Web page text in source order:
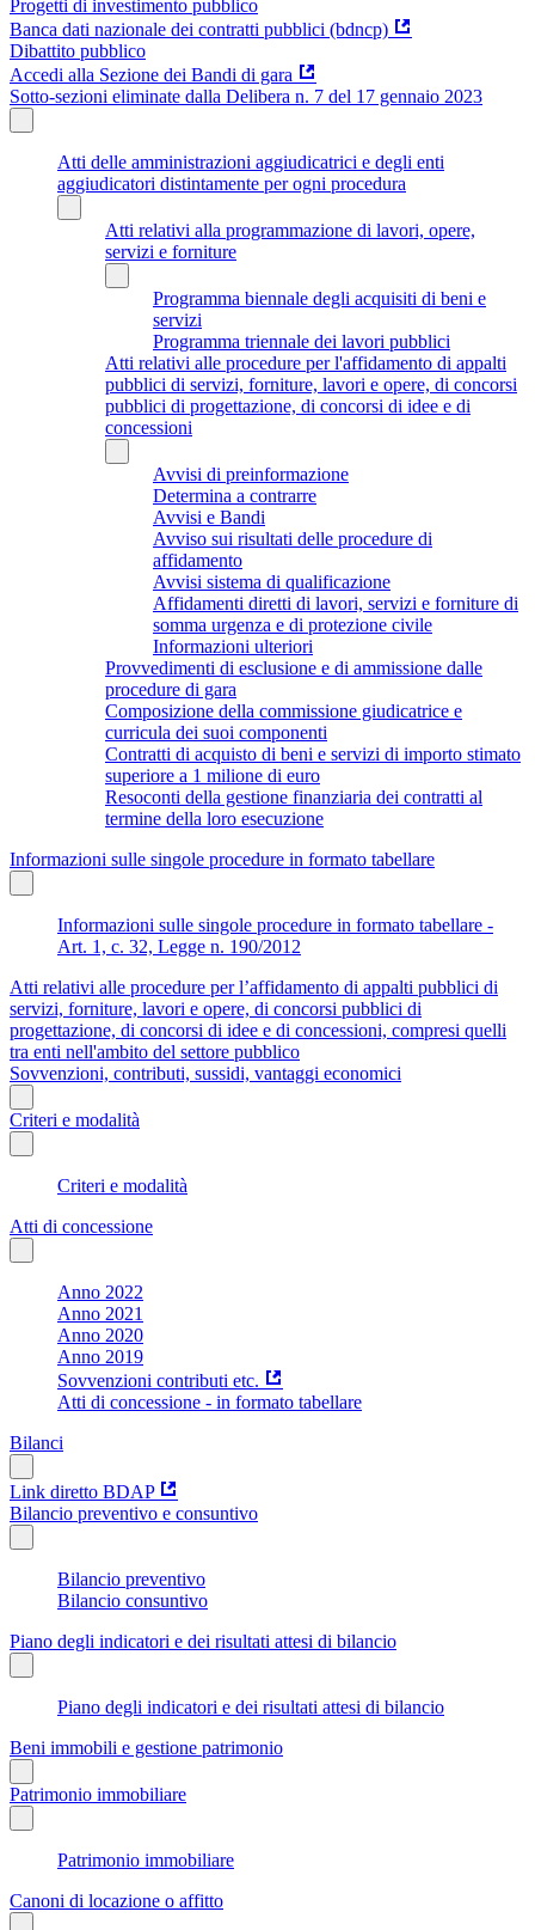
Progetti di investimento pubblico
Banca dati nazionale dei contratti pubblici (bdncp)
Dibattito pubblico
Accedi alla Sezione dei Bandi di gara
Sotto-sezioni eliminate dalla Delibera n. 7 del 17 gennaio 2023
Atti delle amministrazioni aggiudicatrici e degli enti
aggiudicatori distintamente per ogni procedura
Atti relativi alla programmazione di lavori, opere,
servizi e forniture
Programma biennale degli acquisiti di beni e
servizi
Programma triennale dei lavori pubblici
Atti relativi alle procedure per l'affidamento di appalti
pubblici di servizi, forniture, lavori e opere, di concorsi
pubblici di progettazione, di concorsi di idee e di
concessioni
Avvisi di preinformazione
Determina a contrarre
Avvisi e Bandi
Avviso sui risultati delle procedure di
affidamento
Avvisi sistema di qualificazione
Affidamenti diretti di lavori, servizi e forniture di
somma urgenza e di protezione civile
Informazioni ulteriori
Provvedimenti di esclusione e di ammissione dalle
procedure di gara
Composizione della commissione giudicatrice e
curricula dei suoi componenti
Contratti di acquisto di beni e servizi di importo stimato
superiore a 1 milione di euro
Resoconti della gestione finanziaria dei contratti al
termine della loro esecuzione
Informazioni sulle singole procedure in formato tabellare
Informazioni sulle singole procedure in formato tabellare -
Art. 1, c. 32, Legge n. 190/2012
Atti relativi alle procedure per l’affidamento di appalti pubblici di
servizi, forniture, lavori e opere, di concorsi pubblici di
progettazione, di concorsi di idee e di concessioni, compresi quelli
tra enti nell'ambito del settore pubblico
Sovvenzioni, contributi, sussidi, vantaggi economici
Criteri e modalità
Criteri e modalità
Atti di concessione
Anno 2022
Anno 2021
Anno 2020
Anno 2019
Sovvenzioni contributi etc.
Atti di concessione - in formato tabellare
Bilanci
Link diretto BDAP
Bilancio preventivo e consuntivo
Bilancio preventivo
Bilancio consuntivo
Piano degli indicatori e dei risultati attesi di bilancio
Piano degli indicatori e dei risultati attesi di bilancio
Beni immobili e gestione patrimonio
Patrimonio immobiliare
Patrimonio immobiliare
Canoni di locazione o affitto